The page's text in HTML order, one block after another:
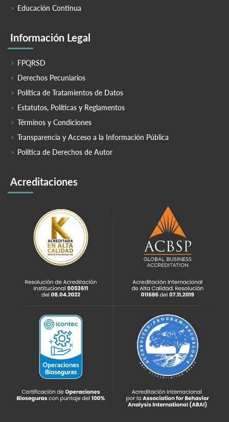
Educación Continua
Información Legal
FPQRSD
Derechos Pecuniarios
Política de Tratamientos de Datos
Estatutos, Políticas y Reglamentos
Términos y Condiciones
Transparencia y Acceso a la Información Pública
Política de Derechos de Autor
Acreditaciones